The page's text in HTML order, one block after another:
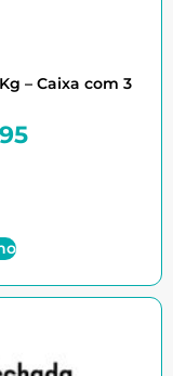
– Caixa com 3